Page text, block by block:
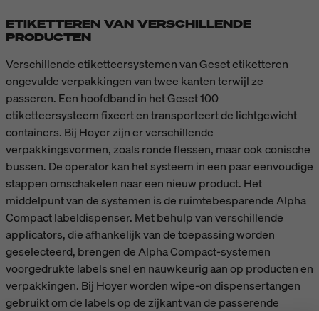
ETIKETTEREN VAN VERSCHILLENDE
PRODUCTEN
Verschillende etiketteersystemen van Geset etiketteren
ongevulde verpakkingen van twee kanten terwijl ze
passeren. Een hoofdband in het Geset 100
etiketteersysteem fixeert en transporteert de lichtgewicht
containers. Bij Hoyer zijn er verschillende
verpakkingsvormen, zoals ronde flessen, maar ook conische
bussen. De operator kan het systeem in een paar eenvoudige
stappen omschakelen naar een nieuw product. Het
middelpunt van de systemen is de ruimtebesparende Alpha
Compact labeldispenser. Met behulp van verschillende
applicators, die afhankelijk van de toepassing worden
geselecteerd, brengen de Alpha Compact-systemen
voorgedrukte labels snel en nauwkeurig aan op producten en
verpakkingen. Bij Hoyer worden wipe-on dispensertangen
gebruikt om de labels op de zijkant van de passerende